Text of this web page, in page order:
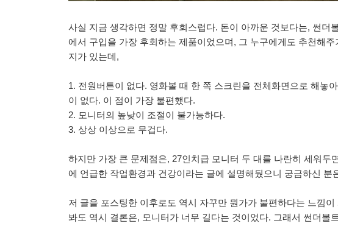
사실 지금 생각하면 정말 후회스럽다. 돈이 아까운 것보다는, 썬더
에서 구입을 가장 후회하는 제품이었으며, 그 누구에게도 추천해
지가 있는데,
1. 전원버튼이 없다. 영화볼 때 한 쪽 스크린을 전체화면으로 해놓
이 없다. 이 점이 가장 불편했다.
2. 모니터의 높낮이 조절이 불가능하다.
3. 상상 이상으로 무겁다.
하지만 가장 큰 문제점은, 27인치급 모니터 두 대를 나란히 세워두
에 언급한 작업환경과 건강이라는 글에 설명해뒀으니 궁금하신 분
저 글을 포스팅한 이후로도 역시 자꾸만 뭔가가 불편하다는 느낌
봐도 역시 결론은, 모니터가 너무 길다는 것이었다. 그래서 썬더볼